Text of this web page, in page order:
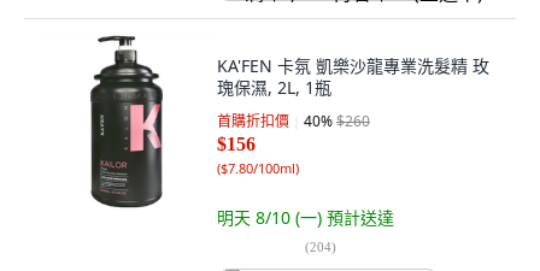
KA'FEN 卡氛 凱樂沙龍專業洗髮精 玫
瑰保濕, 2L, 1瓶
首購折扣價 40%$260
$156
($7.80/100ml)
明天 8/10 (一) 預計送達
(204)